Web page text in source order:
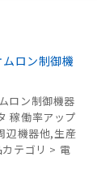
ロン制御機
ロン制御機器
稼働率アップ
辺機器他,生産
テゴリ > 電